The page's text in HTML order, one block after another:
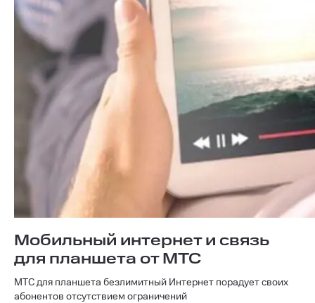
Мобильный интернет и связь
для планшета от МТС
МТС для планшета безлимитный Интернет порадует своих
абонентов отсутствием ограничений